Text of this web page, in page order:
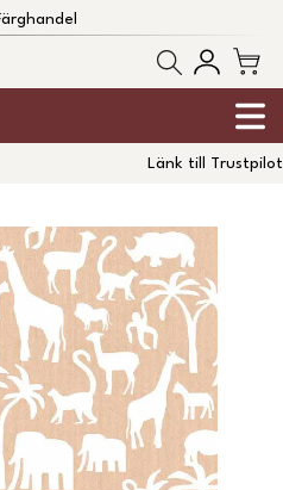
Länk till Trustpilot